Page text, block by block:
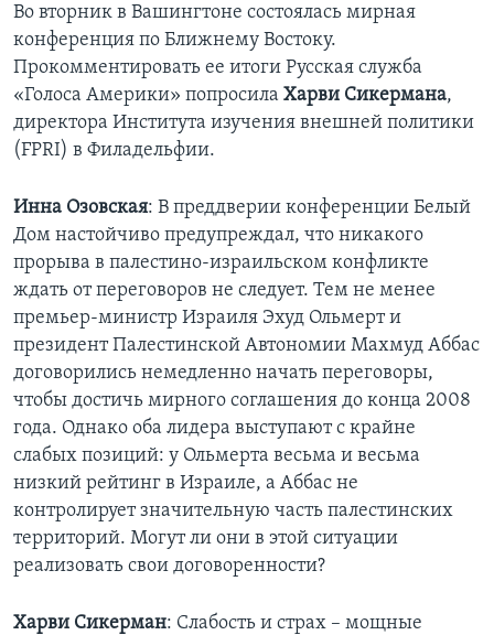
поискДИСКУССИЯ VOA
ДЕТАЛИ
НЬЮ-ЙОРК NEW YORK
АМЕРИКА. БОЛЬШОЕ ПУТЕШЕСТВИЕ
АРТЕФАКТЫ
АМЕРИКАНСКИЕ ГОРОДКИ
ТЕСТЫ
ЗА СВОБОДУ ПРЕССЫ
УЧИМ АНГЛИЙСКИЙ
ВИДЕО
ПОДПИСКА НА НОВОСТИ
Языки
Во вторник в Вашингтоне состоялась мирная
конференция по Ближнему Востоку.
Прокомментировать ее итоги Русская служба
«Голоса Америки» попросила Харви Сикермана,
директора Института изучения внешней политики
(FPRI) в Филадельфии.
Инна Озовская: В преддверии конференции Белый
Дом настойчиво предупреждал, что никакого
прорыва в палестино-израильском конфликте
ждать от переговоров не следует. Тем не менее
премьер-министр Израиля Эхуд Ольмерт и
президент Палестинской Автономии Махмуд Аббас
договорились немедленно начать переговоры,
чтобы достичь мирного соглашения до конца 2008
года. Однако оба лидера выступают с крайне
слабых позиций: у Ольмерта весьма и весьма
низкий рейтинг в Израиле, а Аббас не
контролирует значительную часть палестинских
территорий. Могут ли они в этой ситуации
реализовать свои договоренности?
Харви Сикерман: Слабость и страх – мощные